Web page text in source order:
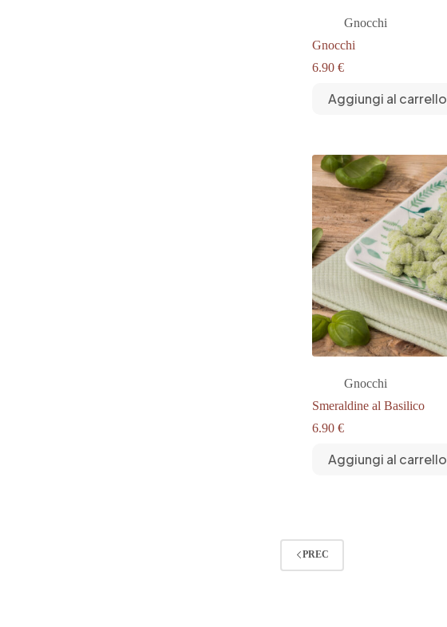
Gnocchi
Gnocchi
6.90 €
Aggiungi al carrello
Gnocchi
Smeraldine al Basilico
6.90 €
Aggiungi al carrello
PREC